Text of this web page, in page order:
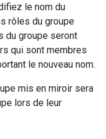
le nom du
rôles du groupe
du groupe seront
qui sont membres
le nouveau nom.
mis en miroir sera
lors de leur